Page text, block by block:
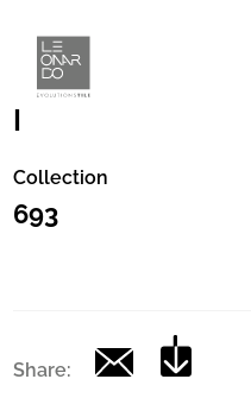
Code
|
Collection
693
Share: